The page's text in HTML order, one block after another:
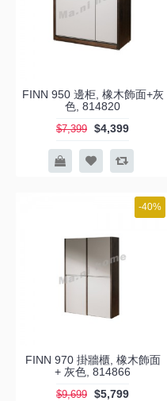
FINN 950 邊柜, 橡木飾面+灰
色, 814820
$7,399 $4,399
-40%
FINN 970 掛牆櫃, 橡木飾面
+ 灰色, 814866
$9,699 $5,799